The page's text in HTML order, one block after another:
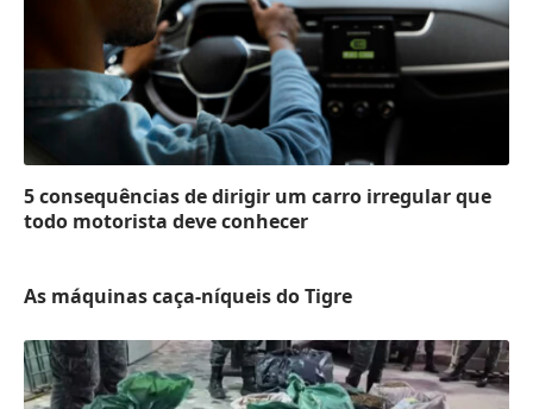
5 consequências de dirigir um carro irregular que
todo motorista deve conhecer
As máquinas caça-níqueis do Tigre